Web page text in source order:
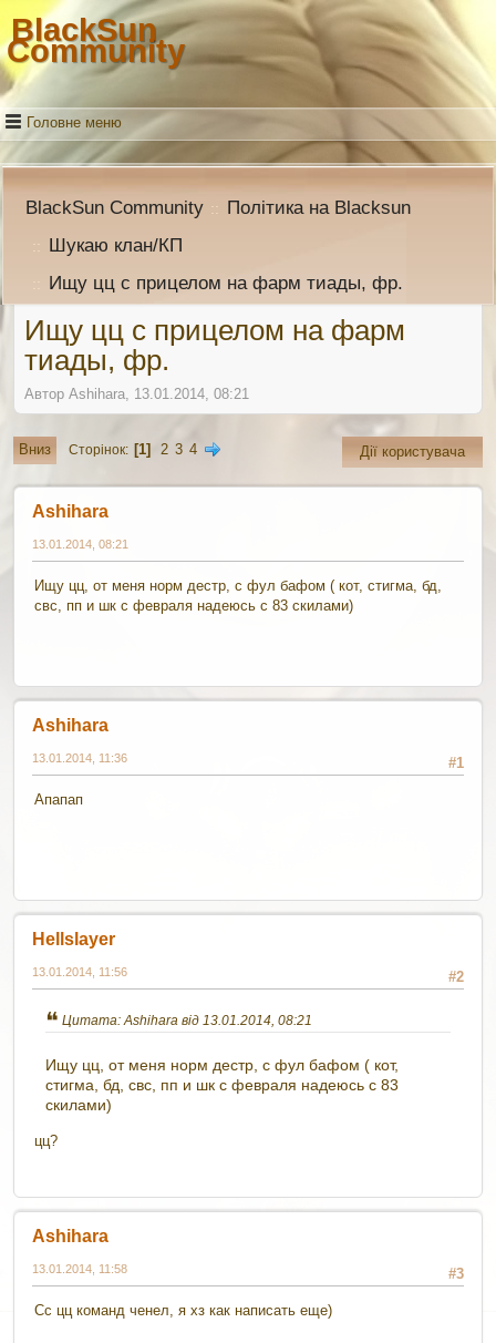
BlackSun
Community
Головне меню
BlackSun Community :: Політика на Blacksun
:: Шукаю клан/КП
Ищу цц с прицелом на фарм тиады, фр.
Ищу цц с прицелом на фарм
тиады, фр.
Автор Ashihara, 13.01.2014, 08:21
Вниз Сторінок 1 2 3 4 Дії користувача
Ashihara
13.01.2014, 08:21
Ищу цц, от меня норм дестр, с фул бафом ( кот, стигма, бд,
свс, пп и шк с февраля надеюсь с 83 скилами)
Ashihara
#1
13.01.2014, 11:36
Апапап
Hellslayer
#2
13.01.2014, 11:56
Цитата: Ashihara від 13.01.2014, 08:21
Ищу цц, от меня норм дестр, с фул бафом ( кот,
стигма, бд, свс, пп и шк с февраля надеюсь с 83
скилами)
цц?
Ashihara
#3
13.01.2014, 11:58
Сс цц команд ченел, я хз как написать еще)